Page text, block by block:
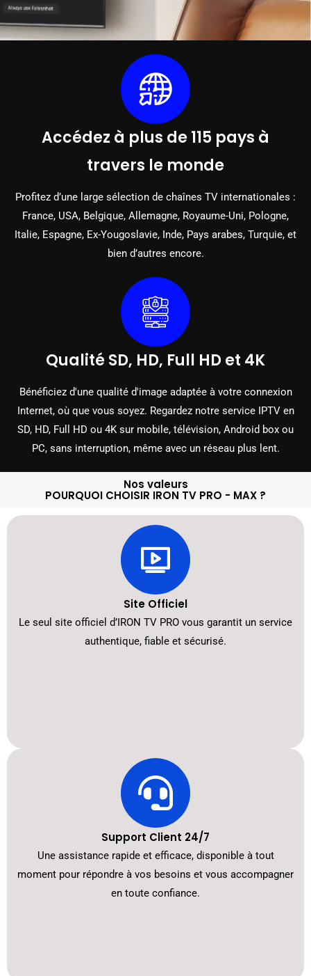
Accédez à plus de 115 pays à
travers le monde
Profitez d’une large sélection de chaînes TV internationales :
France, USA, Belgique, Allemagne, Royaume-Uni, Pologne,
Italie, Espagne, Ex-Yougoslavie, Inde, Pays arabes, Turquie, et
bien d’autres encore.
Qualité SD, HD, Full HD et 4K
Bénéficiez d'une qualité d'image adaptée à votre connexion
Internet, où que vous soyez. Regardez notre service IPTV en
SD, HD, Full HD ou 4K sur mobile, télévision, Android box ou
PC, sans interruption, même avec un réseau plus lent.
Nos valeurs
POURQUOI CHOISIR IRON TV PRO - MAX ?
Site Officiel
Le seul site officiel d’IRON TV PRO vous garantit un service
authentique, fiable et sécurisé.
Support Client 24/7
Une assistance rapide et efficace, disponible à tout
moment pour répondre à vos besoins et vous accompagner
en toute confiance.